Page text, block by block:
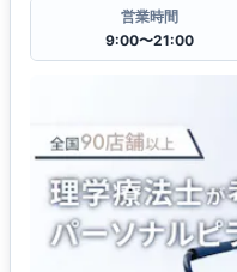
営業時間
9:00〜21:00